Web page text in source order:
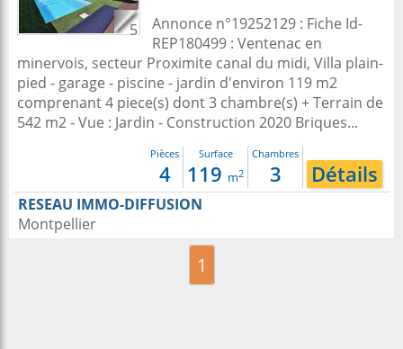
5
Annonce n°19252129 : Fiche Id-
REP180499 : Ventenac en
minervois, secteur Proximite canal du midi, Villa plain-
pied - garage - piscine - jardin d'environ 119 m2
comprenant 4 piece(s) dont 3 chambre(s) + Terrain de
542 m2 - Vue : Jardin - Construction 2020 Briques...
Pièces
4
Surface
119 m2
Chambres
3 Détails
RESEAU IMMO-DIFFUSION
Montpellier
1